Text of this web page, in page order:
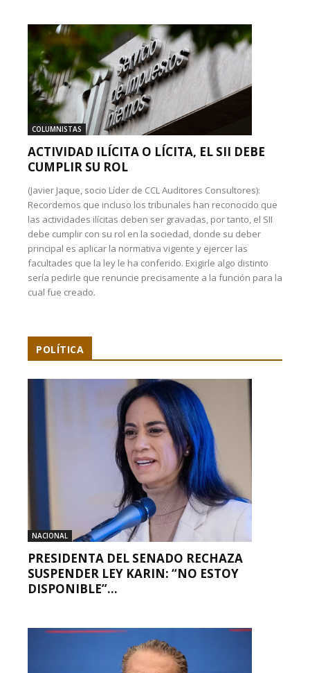
COLUMNISTAS
ACTIVIDAD ILÍCITA O LÍCITA, EL SII DEBE
CUMPLIR SU ROL
(Javier Jaque, socio Líder de CCL Auditores Consultores):
Recordemos que incluso los tribunales han reconocido que
las actividades ilícitas deben ser gravadas, por tanto, el SII
debe cumplir con su rol en la sociedad, donde su deber
principal es aplicar la normativa vigente y ejercer las
facultades que la ley le ha conferido. Exigirle algo distinto
sería pedirle que renuncie precisamente a la función para la
cual fue creado.
POLÍTICA
NACIONAL
PRESIDENTA DEL SENADO RECHAZA
SUSPENDER LEY KARIN: “NO ESTOY
DISPONIBLE”...